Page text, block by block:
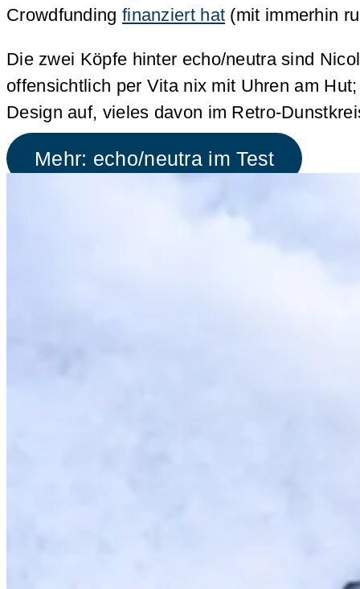
Crowdfunding finanziert hat (mit immerhin
Die zwei Köpfe hinter echo/neutra sind
offensichtlich per Vita nix mit Uhren am
Design auf, vieles davon im Retro-
Mehr: echo/neutra im Test